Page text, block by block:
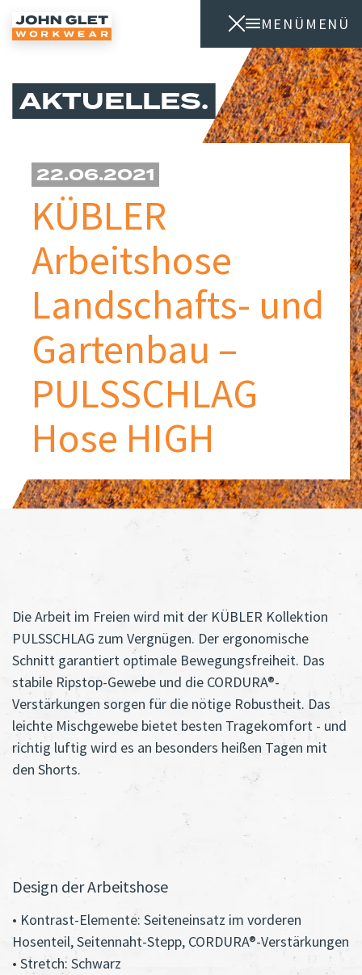
MENÜ
MENÜ
AKTUELLES
KÜBLER
Arbeitshose
Landschafts- und
Gartenbau –
PULSSCHLAG
Hose HIGH
22.06.2021
Die Arbeit im Freien wird mit der KÜBLER Kollektion
PULSSCHLAG zum Vergnügen. Der ergonomische
Schnitt garantiert optimale Bewegungsfreiheit. Das
stabile Ripstop-Gewebe und die CORDURA®-
Verstärkungen sorgen für die nötige Robustheit. Das
leichte Mischgewebe bietet besten Tragekomfort - und
richtig luftig wird es an besonders heißen Tagen mit
den Shorts.
Design der Arbeitshose
• Kontrast-Elemente: Seiteneinsatz im vorderen
Hosenteil, Seitennaht-Stepp, CORDURA®-Verstärkungen
• Stretch: Schwarz